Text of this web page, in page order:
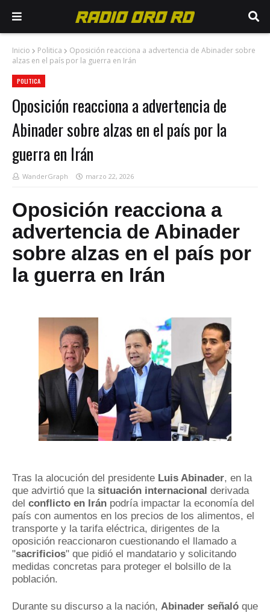
Inicio Politica
Oposición reacciona a advertencia de Abinader sobre
alzas en el país por la guerra en Irán
POLITICA
Oposición reacciona a advertencia de
Abinader sobre alzas en el país por la
guerra en Irán
WanderGraph marzo 22, 2026
Oposición reacciona a
advertencia de Abinader
sobre alzas en el país por
la guerra en Irán
Tras la alocución del presidente Luis Abinader, en la
que advirtió que la situación internacional derivada
del conflicto en Irán podría impactar la economía del
país con aumentos en los precios de los alimentos, el
transporte y la tarifa eléctrica, dirigentes de la
oposición reaccionaron cuestionando el llamado a
"sacrificios" que pidió el mandatario y solicitando
medidas concretas para proteger el bolsillo de la
población.
Durante su discurso a la nación, Abinader señaló que